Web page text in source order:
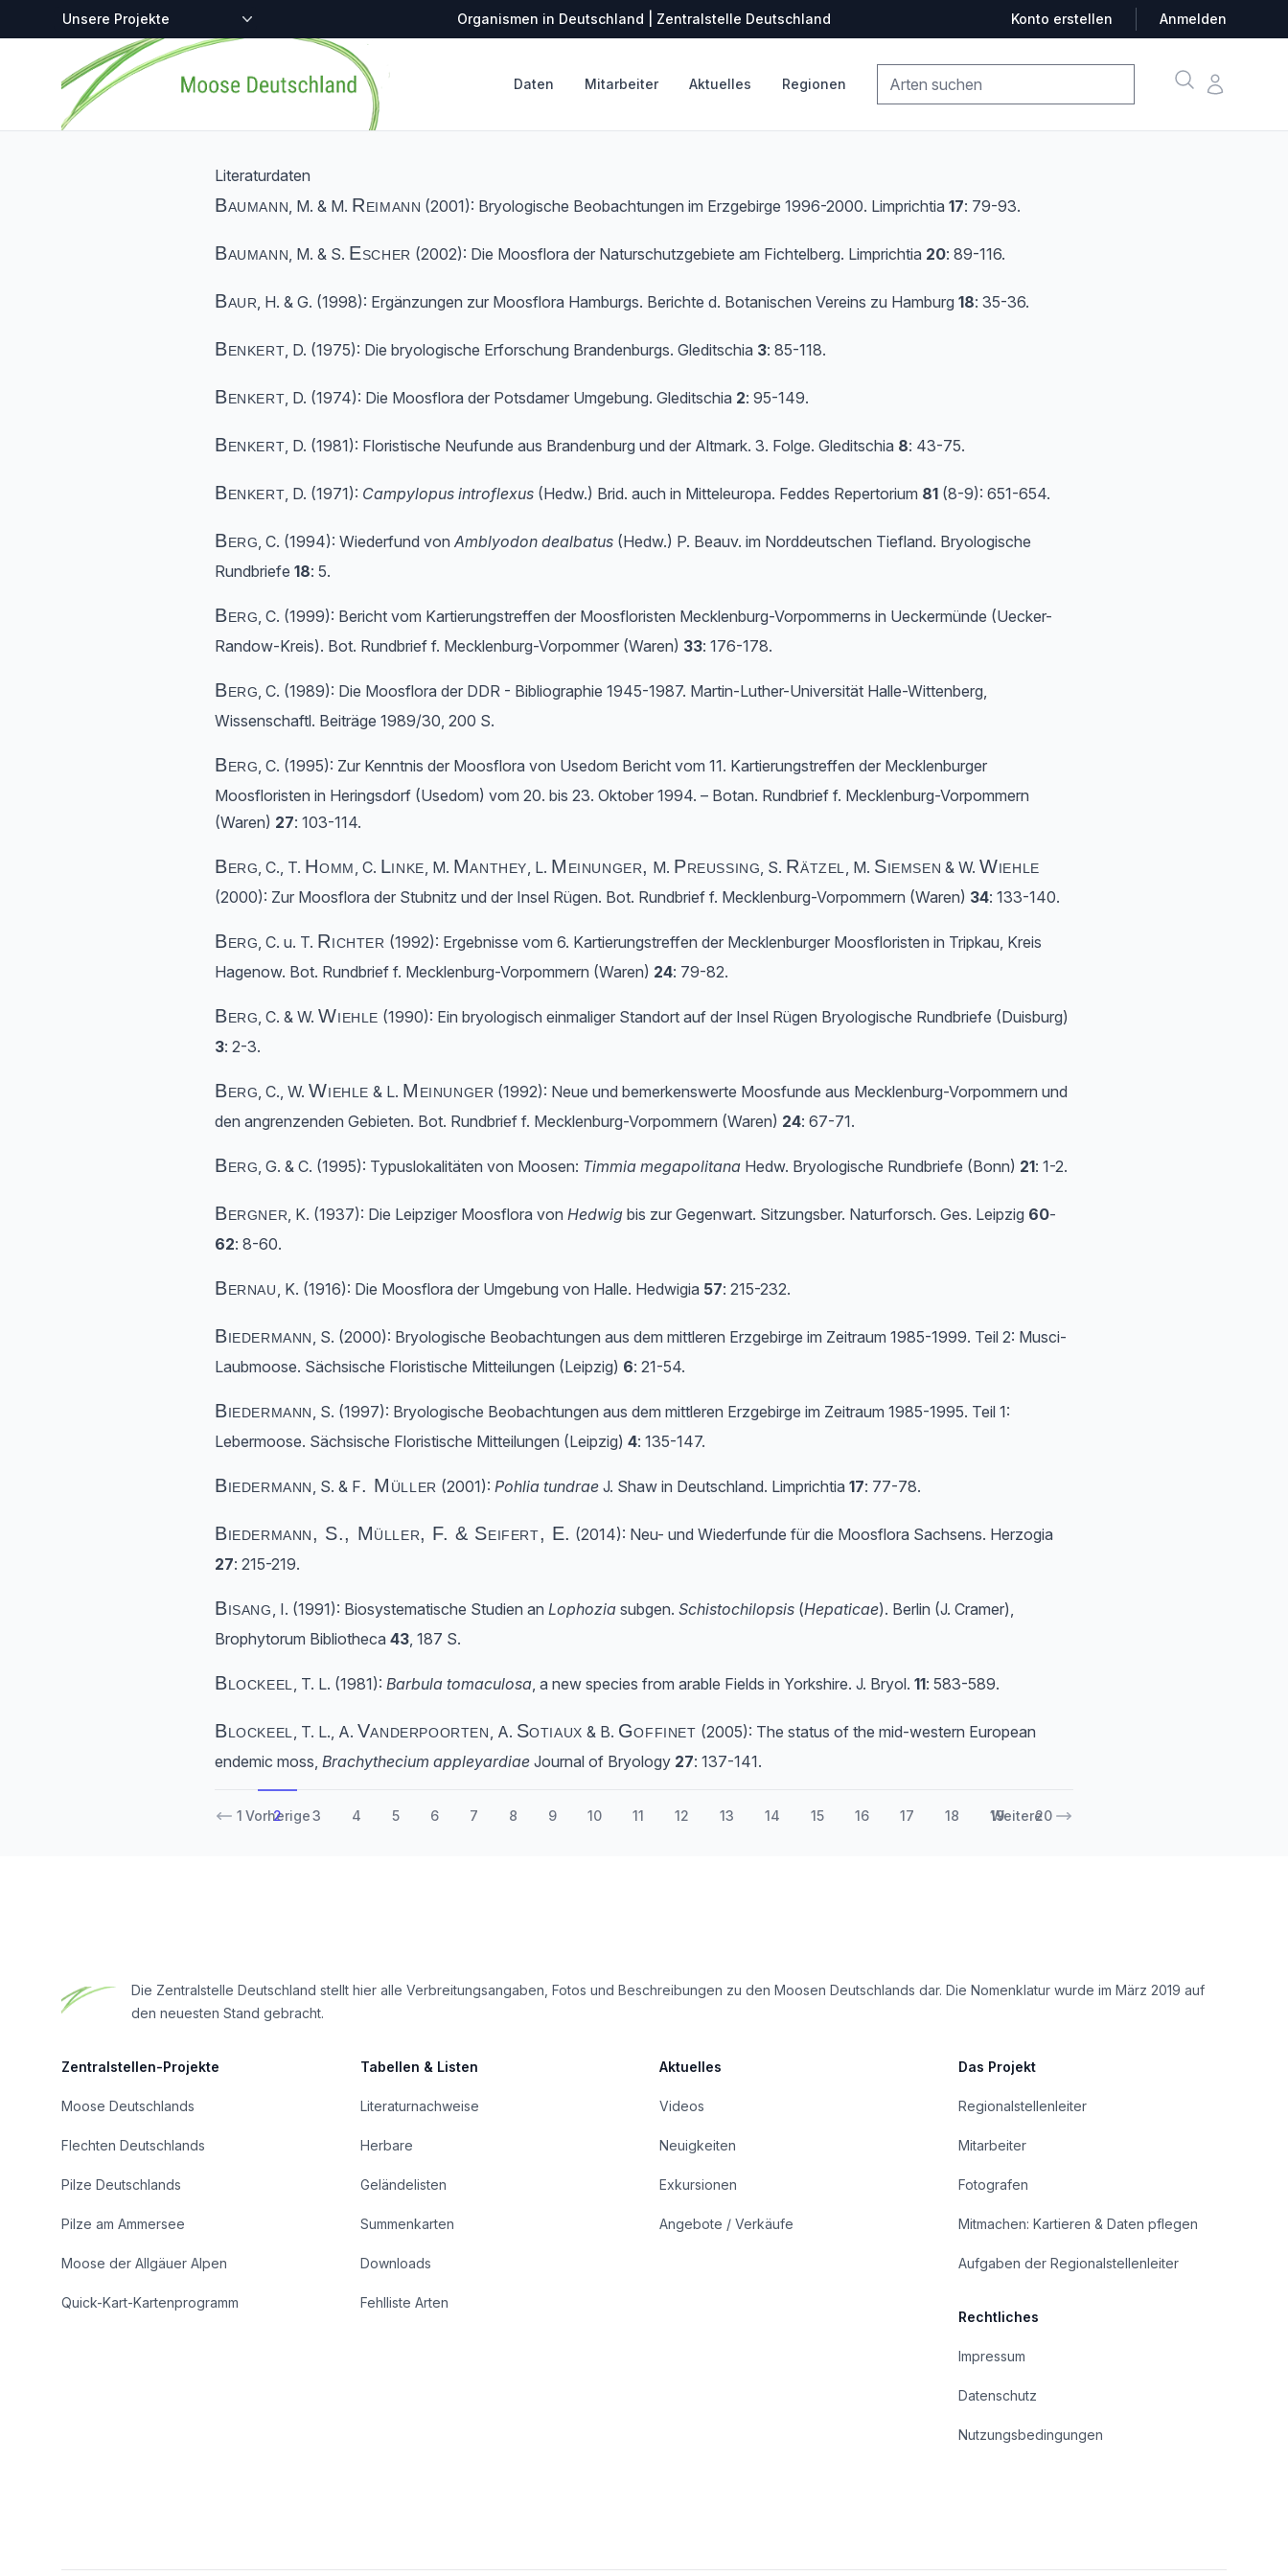
Zentralstellen-Projekte Organismen in Deutschland | Zentralstelle Deutschland Konto erstellen Anmelden
Startseite
Daten Mitarbeiter Aktuelles Regionen SucheKonto
Literaturdaten
Baumann, M. & M. Reimann (2001): Bryologische Beobachtungen im Erzgebirge 1996-2000. Limprichtia17: 79-93.
Baumann, M. & S. Escher (2002): Die Moosflora der Naturschutzgebiete am Fichtelberg. Limprichtia 20: 89-116.
Baur, H. & G. (1998): Ergänzungen zur Moosflora Hamburgs. Berichte d. Botanischen Vereins zu Hamburg18: 35-36.
Benkert, D. (1975): Die bryologische Erforschung Brandenburgs. Gleditschia 3: 85-118.
Benkert, D. (1974): Die Moosflora der Potsdamer Umgebung. Gleditschia 2: 95-149.
Benkert, D. (1981): Floristische Neufunde aus Brandenburg und der Altmark. 3. Folge. Gleditschia 8: 43-75.
Benkert, D. (1971): Campylopus introflexus (Hedw.) Brid. auch in Mitteleuropa. Feddes Repertorium 81 (8-9): 651-654.
Berg, C. (1994): Wiederfund vonAmblyodon dealbatus (Hedw.) P. Beauv. im Norddeutschen Tiefland. Bryologische
Rundbriefe 18: 5.
Berg, C. (1999): Bericht vom Kartierungstreffen der Moosfloristen Mecklenburg-Vorpommerns in Ueckermünde (Uecker-
Randow-Kreis). Bot. Rundbrief f. Mecklenburg-Vorpommer (Waren) 33: 176-178.
Berg, C. (1989): Die Moosflora der DDR - Bibliographie 1945-1987. Martin-Luther-Universität Halle-Wittenberg,
Wissenschaftl. Beiträge 1989/30, 200 S.
Berg, C. (1995): Zur Kenntnis der Moosflora von Usedom Bericht vom 11. Kartierungstreffen der Mecklenburger
Moosfloristen in Heringsdorf (Usedom) vom 20. bis 23. Oktober 1994. – Botan. Rundbrief f. Mecklenburg-Vorpommern
(Waren) 27: 103-114.
Berg, C., T. Homm, C. Linke, M. Manthey, L. Meinunger, M. Preussing, S. Rätzel , M. Siemsen & W.Wiehle
(2000): Zur Moosflora der Stubnitz und der Insel Rügen. Bot. Rundbrief f. Mecklenburg-Vorpommern (Waren) 34: 133-140.
Berg, C. u. T. Richter (1992): Ergebnisse vom 6. Kartierungstreffen der Mecklenburger Moosfloristen in Tripkau, Kreis
Hagenow. Bot. Rundbrief f. Mecklenburg-Vorpommern (Waren) 24: 79-82.
Berg, C. & W.Wiehle (1990): Ein bryologisch einmaliger Standort auf der Insel Rügen Bryologische Rundbriefe (Duisburg)
3: 2-3.
Berg, C., W.Wiehle & L. Meinunger (1992): Neue und bemerkenswerte Moosfunde aus Mecklenburg-Vorpommern und
den angrenzenden Gebieten. Bot. Rundbrief f. Mecklenburg-Vorpommern (Waren) 24: 67-71.
Berg, G. & C. (1995): Typuslokalitäten von Moosen: Timmia megapolitana Hedw. Bryologische Rundbriefe (Bonn) 21: 1-2.
Bergner, K. (1937): Die Leipziger Moosflora vonHedwig bis zur Gegenwart. Sitzungsber. Naturforsch. Ges. Leipzig 60-
62: 8-60.
Bernau, K. (1916): Die Moosflora der Umgebung von Halle. Hedwigia 57: 215-232.
Biedermann, S. (2000): Bryologische Beobachtungen aus dem mittleren Erzgebirge im Zeitraum 1985-1999. Teil 2: Musci-
Laubmoose. Sächsische Floristische Mitteilungen (Leipzig) 6: 21-54.
Biedermann, S. (1997): Bryologische Beobachtungen aus dem mittleren Erzgebirge im Zeitraum 1985-1995. Teil 1:
Lebermoose. Sächsische Floristische Mitteilungen (Leipzig) 4: 135-147.
Biedermann, S. & F. Müller (2001): Pohlia tundraeJ. Shaw in Deutschland. Limprichtia 17: 77-78.
Biedermann, S., Müller, F. & Seifert, E. (2014): Neu- und Wiederfunde für die Moosflora Sachsens. Herzogia
27: 215-219.
Bisang, I. (1991): Biosystematische Studien an Lophoziasubgen. Schistochilopsis(Hepaticae). Berlin (J. Cramer),
Brophytorum Bibliotheca 43, 187 S.
Blockeel , T. L. (1981): Barbula tomaculosa, a new species from arable Fields in Yorkshire. J. Bryol. 11: 583-589.
Blockeel , T. L., A. Vanderpoorten, A. Sotiaux & B. Goffinet (2005): The status of the mid-western European
endemic moss, Brachythecium appleyardiae Journal of Bryology 27: 137-141.
Vorherige
1 2 3 4 5 6 7 8 9 10 11 12 13 14 15 16 17 18 19 20
Weitere
Die Zentralstelle Deutschland stellt hier alle Verbreitungsangaben, Fotos und Beschreibungen zu den Moosen Deutschlands dar. Die Nomenklatur wurde im März 2019 auf
den neuesten Stand gebracht.
Zentralstellen-Projekte
Moose Deutschlands
Flechten Deutschlands
Pilze Deutschlands
Pilze am Ammersee
Moose der Allgäuer Alpen
Quick-Kart-Kartenprogramm
Tabellen & Listen
Literaturnachweise
Herbare
Geländelisten
Summenkarten
Downloads
Fehlliste Arten
Aktuelles
Videos
Neuigkeiten
Exkursionen
Angebote / Verkäufe
Das Projekt
Regionalstellenleiter
Mitarbeiter
Fotografen
Mitmachen: Kartieren & Daten pflegen
Aufgaben der Regionalstellenleiter
Rechtliches
Impressum
Datenschutz
Nutzungsbedingungen